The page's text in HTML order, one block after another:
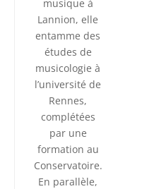
musique à
Lannion, elle
entamme des
études de
musicologie à
l’université de
Rennes,
complétées
par une
formation au
Conservatoire.
En parallèle,